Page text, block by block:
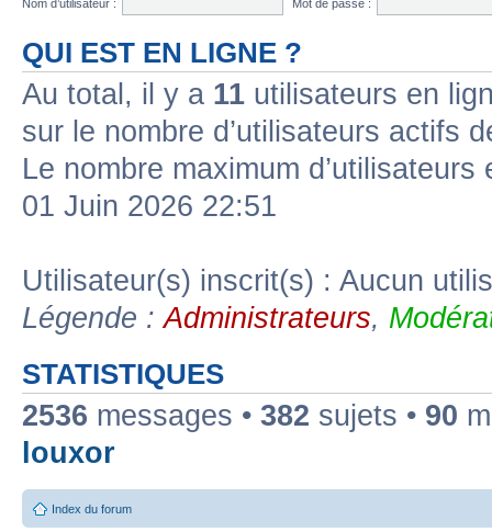
Nom d’utilisateur :
Mot de passe :
QUI EST EN LIGNE ?
Au total, il y a 11 utilisateurs en
sur le nombre d’utilisateurs actifs
Le nombre maximum
01 Juin 2026 22:51
Utilisateur(s) inscrit(s) : Aucun
Légende :Administrateurs,
STATISTIQUES
2536 messages • 382 sujets • 90
louxor
Index du forum